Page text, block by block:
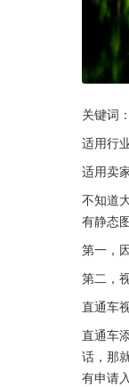
关键词
适用行
适用卖
不知道
有静态
第一，
第二，
直通车
直通车
话，那
有申请